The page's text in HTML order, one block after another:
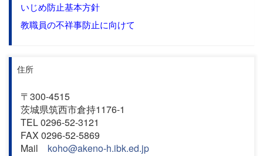
いじめ防止基本方針
教職員の不祥事防止に向けて
住所
〒300-4515
茨城県筑西市倉持1176-1
TEL 0296-52-3121
FAX 0296-52-5869
Mail koho@akeno-h.ibk.ed.jp